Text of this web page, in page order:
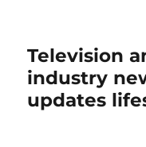
Television
industry
updates